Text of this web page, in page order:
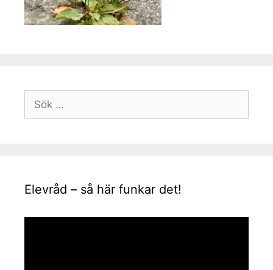
efter:
Elevråd – så här funkar det!